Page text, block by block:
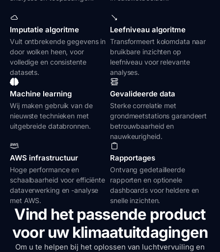
Imputatie algoritme
Vult ontbrekende gegevens in
door wolken heen, voor
volledige en consistente
datasets.
Leefniveau algoritme
Transformeert kolomdata naar
bruikbare inzichten op
leefniveau voor relevante
analyses.
Machine learning
Wij maken gebruik van de
nieuwste technieken met
uitgebreide databronnen.
Gevalideerde data
Sterke correlatie met
grondmeetstations garandeert
betrouwbaarheid en
nauwkeurigheid.
AWS infrastructuur
Hoge performance en
schaalbaarheid voor efficiënte
dataverwerking en -analyse
met AWS.
Rapportages
Ontvang gedetailleerde
rapporten en optionele
dashboards voor heldere en
snelle inzichten.
Vind het passende product
voor uw klimaatuitdagingen
Om u te helpen bij het oplossen van luchtvervuiling en